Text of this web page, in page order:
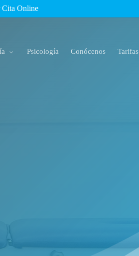
Cita Online
Psicología Conócenos Tarifas